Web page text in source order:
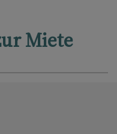
Miete